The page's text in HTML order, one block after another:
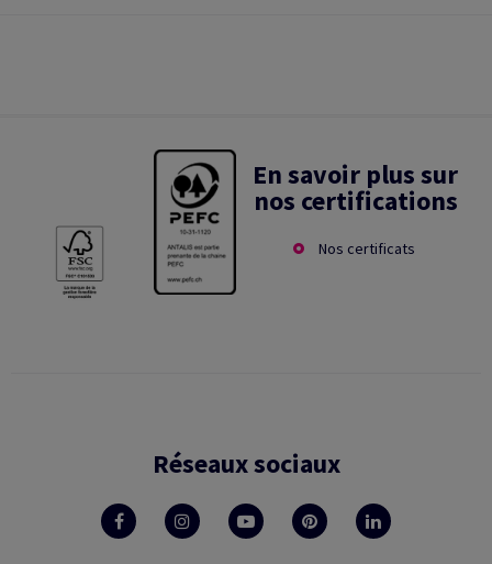
En savoir plus sur
nos certifications
Nos certificats
Réseaux sociaux